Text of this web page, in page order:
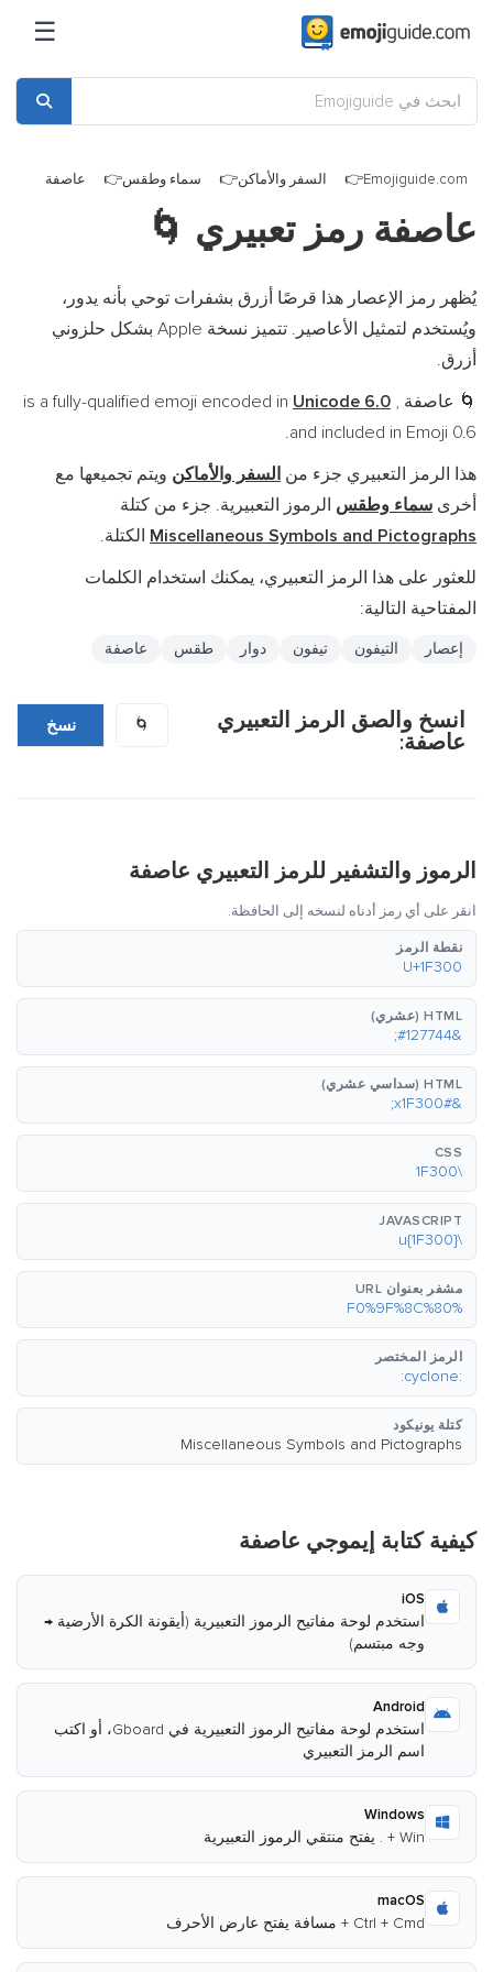
☰
Emojiguide.com السفر والأماكن سماء وطقس عاصفة
عاصفة رمز تعبيري 🌀
يُظهر رمز الإعصار هذا قرصًا أزرق بشفرات توحي بأنه يدور،
ويُستخدم لتمثيل الأعاصير. تتميز نسخة Apple بشكل حلزوني
أزرق.
🌀 عاصفة is a fully-qualified emoji encoded in Unicode 6.0 ,
and included in Emoji 0.6.
هذا الرمز التعبيري جزء من السفر والأماكن ويتم تجميعها مع
أخرى سماء وطقس الرموز التعبيرية. جزء من كتلة
Miscellaneous Symbols and Pictographs الكتلة.
للعثور على هذا الرمز التعبيري، يمكنك استخدام الكلمات
المفتاحية التالية:
إعصار التيفون تيفون دوار طقس عاصفة
انسخ والصق الرمز التعبيري
عاصفة:
🌀 نسخ
الرموز والتشفير للرمز التعبيري عاصفة
انقر على أي رمز أدناه لنسخه إلى الحافظة.
نقطة الرمز
U+1F300
HTML (عشري)
&#127744;
HTML (سداسي عشري)
&#x1F300;
CSS
\1F300
JAVASCRIPT
\u{1F300}
مشفر بعنوان URL
%F0%9F%8C%80
الرمز المختصر
:cyclone:
كتلة يونيكود
Miscellaneous Symbols and Pictographs
كيفية كتابة إيموجي عاصفة
iOS
استخدم لوحة مفاتيح الرموز التعبيرية (أيقونة الكرة الأرضية →
وجه مبتسم)
Android
استخدم لوحة مفاتيح الرموز التعبيرية في Gboard، أو اكتب
اسم الرمز التعبيري
Windows
Win + . يفتح منتقي الرموز التعبيرية
macOS
Ctrl + Cmd + مسافة يفتح عارض الأحرف